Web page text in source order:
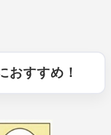
おすすめ！